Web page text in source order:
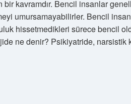
bir kavramdır. Bencil insanlar
umursamayabilirler. Bencil
hissetmedikleri sürece bencil
ne denir? Psikiyatride, narsistik